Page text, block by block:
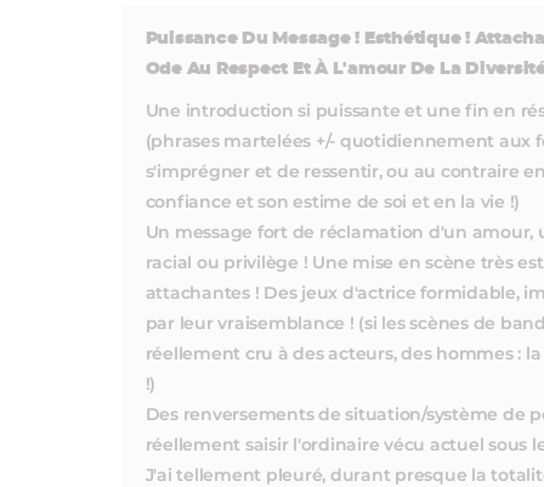
Puissance Du Message ! Esthétique !
Ode Au Respect Et À L'amour De La
Une introduction si puissante et une fin en
(phrases martelées +/- quotidiennement aux
s'imprégner et de ressentir, ou au contraire
confiance et son estime de soi et en la vie !)
Un message fort de réclamation d'un
racial ou privilège ! Une mise en scène très
attachantes ! Des jeux d'actrice formidable,
par leur vraisemblance ! (si les scènes de
réellement cru à des acteurs, des hommes :
!)
Des renversements de situation/système de
réellement saisir l'ordinaire vécu actuel sous
J'ai tellement pleuré, durant presque la